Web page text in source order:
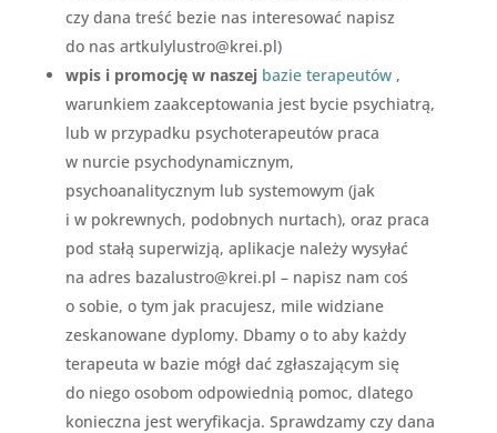
czy dana treść bezie nas interesować napisz
do nas artkulylustro@krei.pl)
wpis i promocję w naszej bazie terapeutów ,
warunkiem zaakceptowania jest bycie psychiatrą,
lub w przypadku psychoterapeutów praca
w nurcie psychodynamicznym,
psychoanalitycznym lub systemowym (jak
i w pokrewnych, podobnych nurtach), oraz praca
pod stałą superwizją, aplikacje należy wysyłać
na adres bazalustro@krei.pl – napisz nam coś
o sobie, o tym jak pracujesz, mile widziane
zeskanowane dyplomy. Dbamy o to aby każdy
terapeuta w bazie mógł dać zgłaszającym się
do niego osobom odpowiednią pomoc, dlatego
konieczna jest weryfikacja. Sprawdzamy czy dana